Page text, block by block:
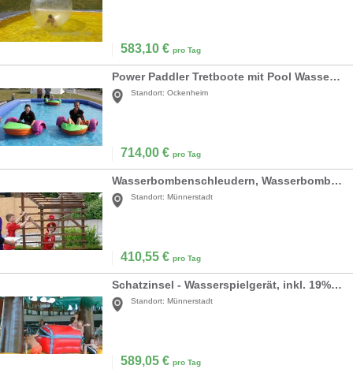
583,10 € pro Tag
Power Paddler Tretboote mit Pool Wasserbälle
Standort: Ockenheim
714,00 € pro Tag
Wasserbombenschleudern, Wasserbombenschlacht, inkl. 19% MwSt
Standort: Münnerstadt
410,55 € pro Tag
Schatzinsel - Wasserspielgerät, inkl. 19% MwSt
Standort: Münnerstadt
589,05 € pro Tag